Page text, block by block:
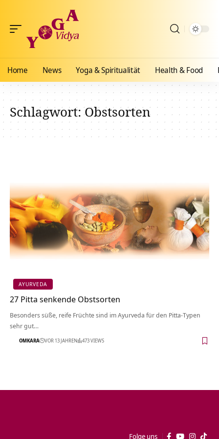
Home News Yoga & Spiritualität Health & Food
Schlagwort:Obstsorten
AYURVEDA
27 Pitta senkende Obstsorten
Besonders süße, reife Früchte sind im Ayurveda für den Pitta-Typen
sehr gut…
OMKARA VOR 13 JAHREN 473 VIEWS
Folge uns